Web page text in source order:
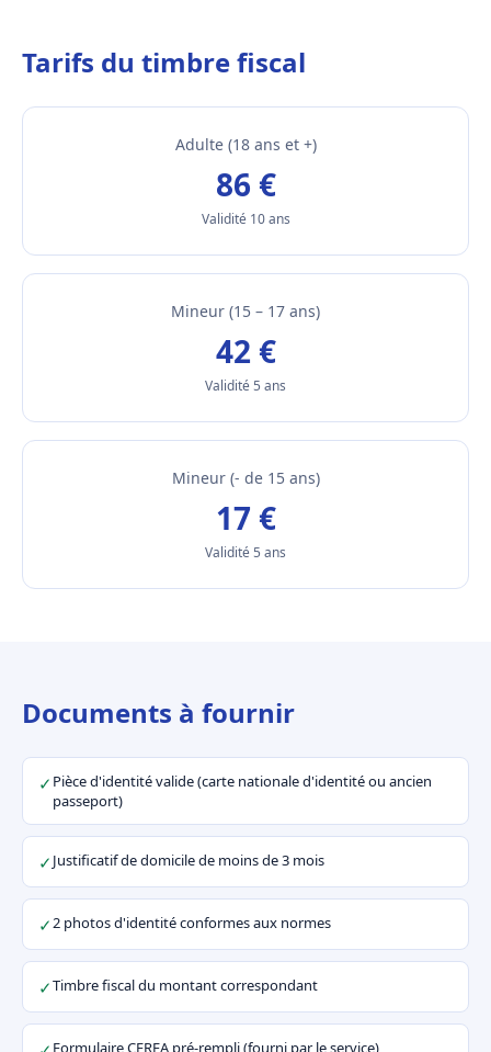
Tarifs du timbre fiscal
Adulte (18 ans et +)
86 €
Validité 10 ans
Mineur (15 – 17 ans)
42 €
Validité 5 ans
Mineur (- de 15 ans)
17 €
Validité 5 ans
Documents à fournir
✓ Pièce d'identité valide (carte nationale d'identité ou ancien
passeport)
✓Justificatif de domicile de moins de 3 mois
✓2 photos d'identité conformes aux normes
✓Timbre fiscal du montant correspondant
Formulaire CERFA pré-rempli (fourni par le service)